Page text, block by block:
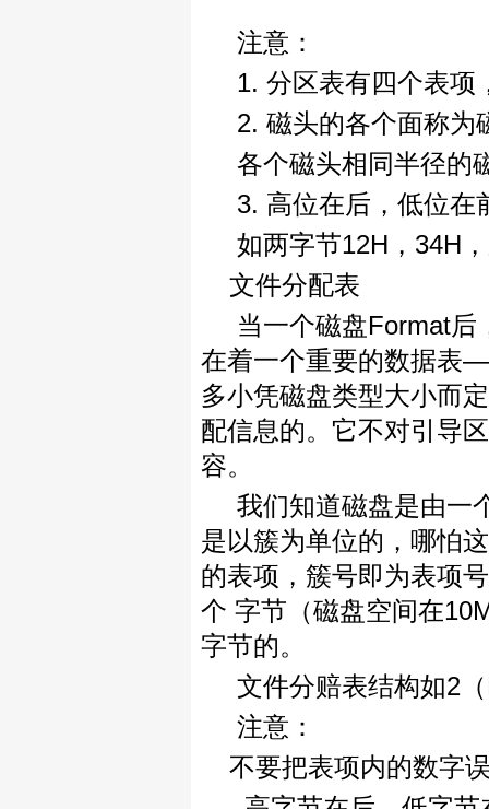
注意：
1. 分区表有四个表项
2. 磁头的各个面称为
各个磁头相同半径的
3. 高位在后，低位在
如两字节12H，34H
文件分配表
当一个磁盘Format
在着一个重要的数据表
多小凭磁盘类型大小而
配信息的。它不对引导
容。
我们知道磁盘是由一
是以簇为单位的，哪怕
的表项，簇号即为表项
个 字节（磁盘空间在
字节的。
文件分赔表结构如2
注意：
不要把表项内的数字